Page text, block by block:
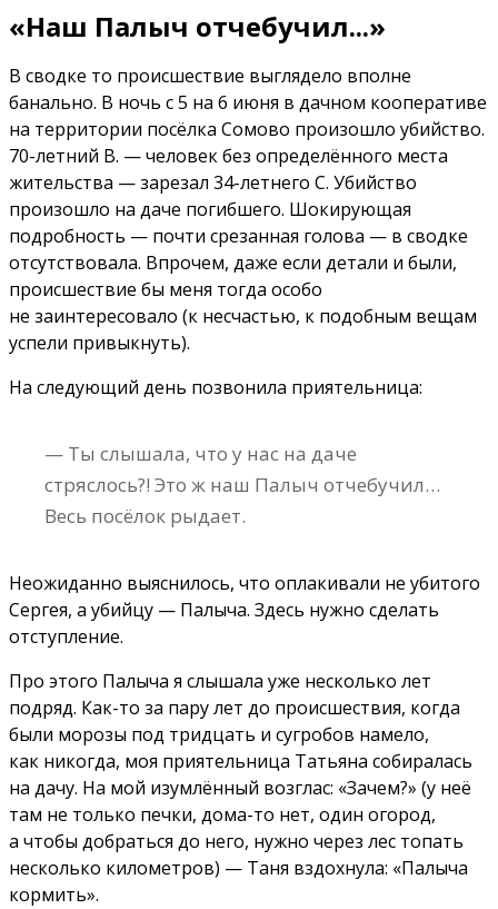
«Наш Палыч отчебучил...»
В сводке то происшествие выглядело вполне
банально. В ночь с 5 на 6 июня в дачном кооперативе
на территории посёлка Сомово произошло убийство.
70-летний В. — человек без определённого места
жительства — зарезал 34-летнего С. Убийство
произошло на даче погибшего. Шокирующая
подробность — почти срезанная голова — в сводке
отсутствовала. Впрочем, даже если детали и были,
происшествие бы меня тогда особо
не заинтересовало (к несчастью, к подобным вещам
успели привыкнуть).
На следующий день позвонила приятельница:
— Ты слышала, что у нас на даче
стряслось?! Это ж наш Палыч отчебучил…
Весь посёлок рыдает.
Неожиданно выяснилось, что оплакивали не убитого
Сергея, а убийцу — Палыча. Здесь нужно сделать
отступление.
Про этого Палыча я слышала уже несколько лет
подряд. Как-то за пару лет до происшествия, когда
были морозы под тридцать и сугробов намело,
как никогда, моя приятельница Татьяна собиралась
на дачу. На мой изумлённый возглас: «Зачем?» (у неё
там не только печки, дома-то нет, один огород,
а чтобы добраться до него, нужно через лес топать
несколько километров) — Таня вздохнула: «Палыча
кормить».